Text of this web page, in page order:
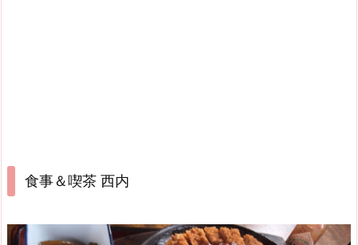
食事＆喫茶 西内